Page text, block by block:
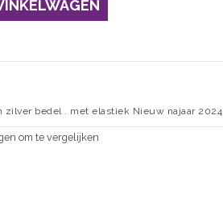
zilver bedel . met elastiek Nieuw najaar 2024
om te vergelijken